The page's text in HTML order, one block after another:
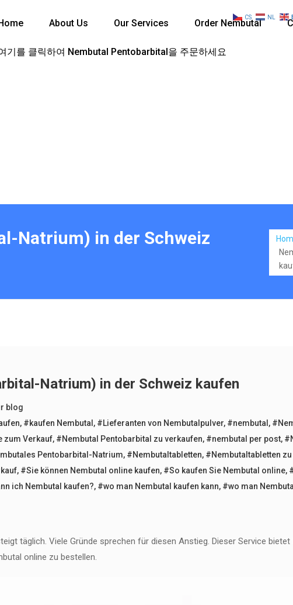
About Us Our Services Order Nembutal
기를 클릭하여 Nembutal Pentobarbital을 주문하세요
Natrium) in der Schweiz
Natrium) in der Schweiz kaufen
blog
, #kaufen Nembutal , #Lieferanten von Nembutalpulver, #nembutal ,
zum Verkauf, #Nembutal Pentobarbital zu verkaufen, #nembutal per post,
Pentobarbital-Natrium, #Nembutaltabletten, #Nembutaltabletten
, #Sie können Nembutal online kaufen, #So kaufen Sie Nembutal online,
ich Nembutal kaufen?, #wo man Nembutal kaufen kann, #wo man
täglich. Viele Gründe sprechen für diesen Anstieg. Dieser Service
online zu bestellen.
CS NL